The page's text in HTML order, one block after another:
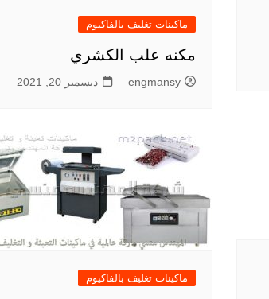
ماكينات تغليف بالفاكيوم
مكنه علب الكشري
engmansy ديسمبر 20, 2021
ماكينات تغليف بالفاكيوم